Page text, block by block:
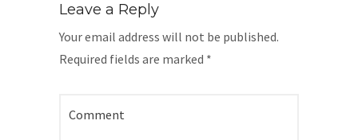
Leave a Reply
Your email address will not be published.
Required fields are marked *